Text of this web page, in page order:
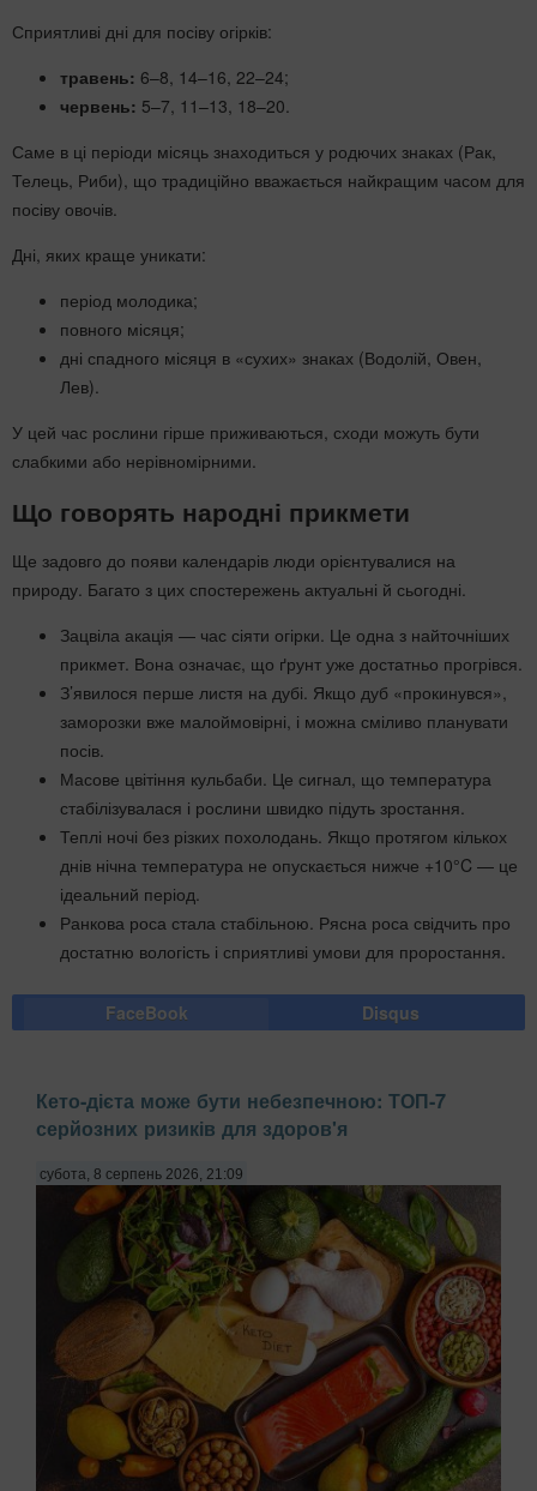
Сприятливі дні для посіву огірків:
травень: 6–8, 14–16, 22–24;
червень: 5–7, 11–13, 18–20.
Саме в ці періоди місяць знаходиться у родючих знаках (Рак,
Телець, Риби), що традиційно вважається найкращим часом для
посіву овочів.
Дні, яких краще уникати:
період молодика;
повного місяця;
дні спадного місяця в «сухих» знаках (Водолій, Овен,
Лев).
У цей час рослини гірше приживаються, сходи можуть бути
слабкими або нерівномірними.
Що говорять народні прикмети
Ще задовго до появи календарів люди орієнтувалися на
природу. Багато з цих спостережень актуальні й сьогодні.
Зацвіла акація — час сіяти огірки. Це одна з найточніших
прикмет. Вона означає, що ґрунт уже достатньо прогрівся.
З’явилося перше листя на дубі. Якщо дуб «прокинувся»,
заморозки вже малоймовірні, і можна сміливо планувати
посів.
Масове цвітіння кульбаби. Це сигнал, що температура
стабілізувалася і рослини швидко підуть зростання.
Теплі ночі без різких похолодань. Якщо протягом кількох
днів нічна температура не опускається нижче +10°C — це
ідеальний період.
Ранкова роса стала стабільною. Рясна роса свідчить про
достатню вологість і сприятливі умови для проростання.
FaceBook Disqus
Кето-дієта може бути небезпечною: ТОП-7
серйозних ризиків для здоров'я
субота, 8 серпень 2026, 21:09